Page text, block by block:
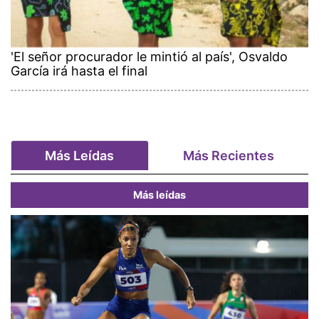
'El señor procurador le mintió al país', Osvaldo
García irá hasta el final
Más Leídas Más Recientes
Más leídas